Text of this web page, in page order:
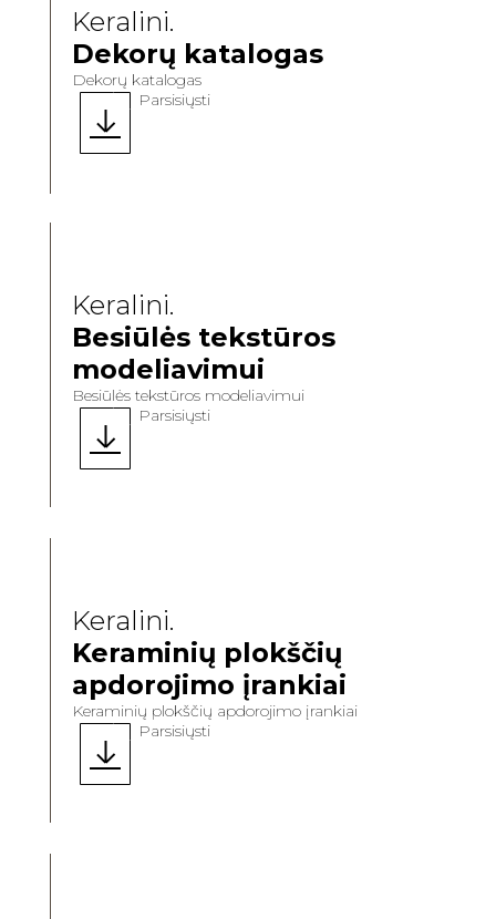
Keralini.
Dekorų katalogas
Dekorų katalogas
Parsisiųsti
Keralini.
Besiūlės tekstūros
modeliavimui
Besiūlės tekstūros modeliavimui
Parsisiųsti
Keralini.
Keraminių plokščių
apdorojimo įrankiai
Keraminių plokščių apdorojimo įrankiai
Parsisiųsti